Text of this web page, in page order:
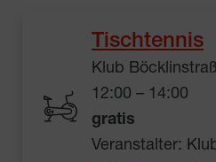
Tischtennis
Klub
12:00 – 14:00
gratis
Veranstalter: